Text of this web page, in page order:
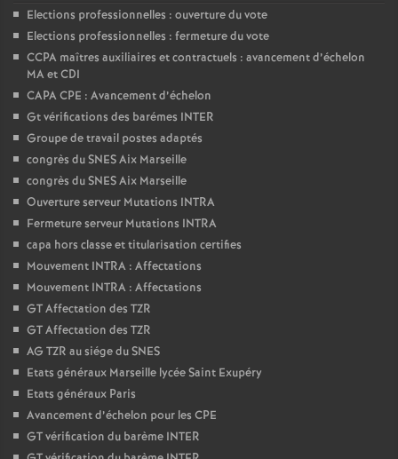
Elections professionnelles : ouverture du vote
Elections professionnelles : fermeture du vote
CCPA maîtres auxiliaires et contractuels : avancement d’échelon
MA et CDI
CAPA CPE : Avancement d’échelon
Gt vérifications des barémes INTER
Groupe de travail postes adaptés
congrès du SNES Aix Marseille
congrès du SNES Aix Marseille
Ouverture serveur Mutations INTRA
Fermeture serveur Mutations INTRA
capa hors classe et titularisation certifies
Mouvement INTRA : Affectations
Mouvement INTRA : Affectations
GT Affectation des TZR
GT Affectation des TZR
AG TZR au siége du SNES
Etats généraux Marseille lycée Saint Exupéry
Etats généraux Paris
Avancement d’échelon pour les CPE
GT vérification du barème INTER